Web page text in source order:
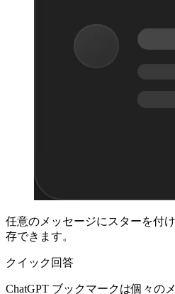
任意のメッセージにスターを付
存できます。
クイック回答
ChatGPT ブックマークは個々の